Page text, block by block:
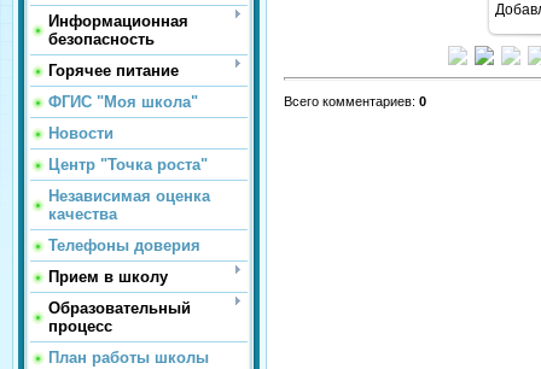
Информационная
безопасность
Горячее питание
ФГИС "Моя школа"
Новости
Центр "Точка роста"
Независимая оценка
качества
Телефоны доверия
Прием в школу
Образовательный
процесс
План работы школы
Всего комментариев: 0